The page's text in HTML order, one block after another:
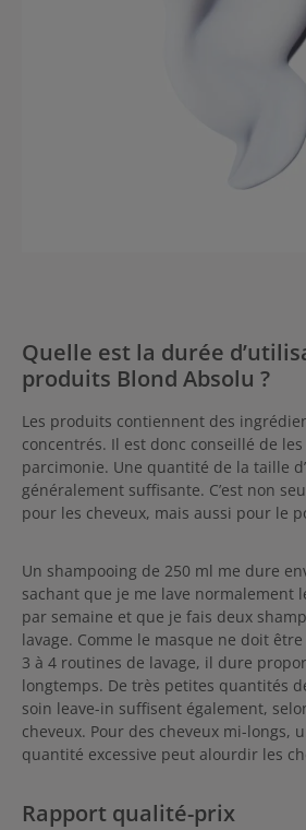
Quelle est la durée
produits Blond Absolu ?
Les produits contiennent des
concentrés. Il est donc conseillé de
parcimonie. Une quantité de la taille
généralement suffisante. C’est non
pour les cheveux, mais aussi pour le
Un shampooing de 250 ml me dure
sachant que je me lave normalement
par semaine et que je fais deux
lavage. Comme le masque ne doit
3 à 4 routines de lavage, il dure
longtemps. De très petites quantités
soin leave-in suffisent également,
cheveux. Pour des cheveux mi-longs,
quantité excessive peut alourdir les
Rapport qualité-prix